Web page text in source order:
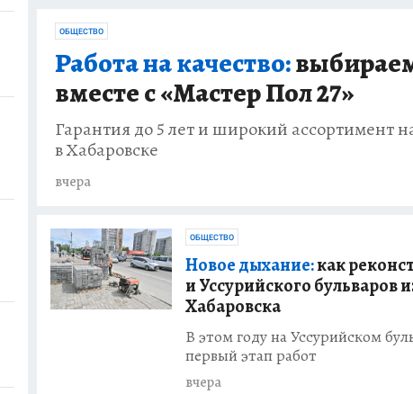
ОБЩЕСТВО
Работа на качество:
вместе с «Мастер Пол 27»
Гарантия до 5 лет и широкий ассортимент
в Хабаровске
вчера
ОБЩЕСТВО
Новое дыхание:как
и Уссурийского бульваров
Хабаровска
В этом году на Уссурийском
первый этап работ
вчера